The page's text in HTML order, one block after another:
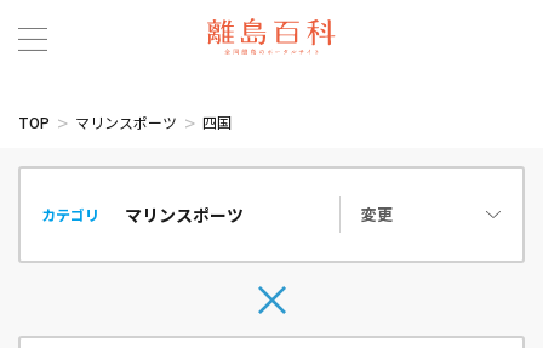
TOP マリンスポーツ 四国
カテゴリ 変更